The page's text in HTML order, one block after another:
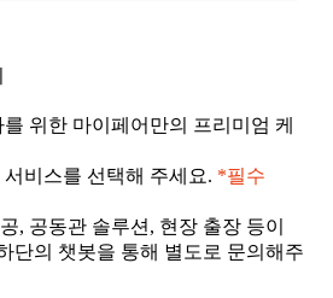
위한 마이페어만의 프리미엄 케
비스를 선택해 주세요. *필수
, 공동관 솔루션, 현장 출장 등이
단의 챗봇을 통해 별도로 문의해주